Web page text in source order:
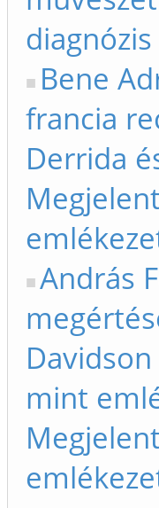
Bene
francia
Derrida
András
mint